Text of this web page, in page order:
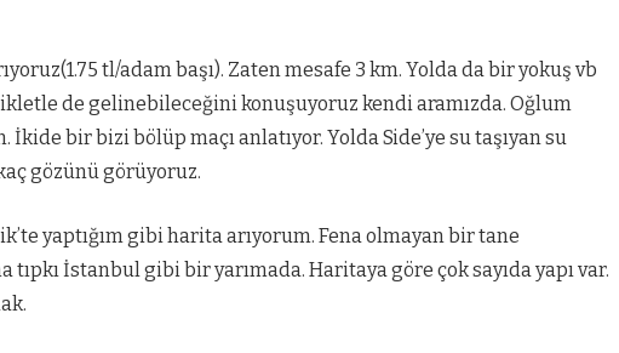
tl/adam başı). Zaten mesafe 3 km. Yolda da bir yokuş vb
de gelinebileceğini konuşuyoruz kendi aramızda. Oğlum
bir bizi bölüp maçı anlatıyor. Yolda Side’ye su taşıyan su
gözünü görüyoruz.
yaptığım gibi harita arıyorum. Fena olmayan bir tane
İstanbul gibi bir yarımada. Haritaya göre çok sayıda yapı var.